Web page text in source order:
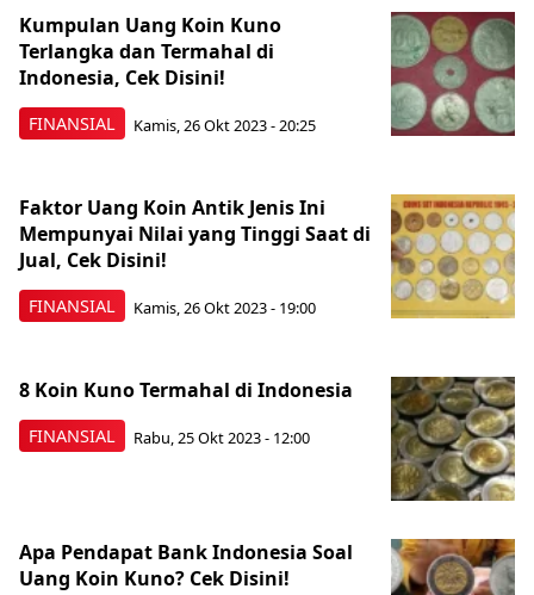
FINANSIAL
Kumpulan Uang Koin Kuno
Terlangka dan Termahal di
Indonesia, Cek Disini!
Kamis, 26 Okt 2023 - 20:25
FINANSIAL
Faktor Uang Koin Antik Jenis Ini
Mempunyai Nilai yang Tinggi Saat di
Jual, Cek Disini!
Kamis, 26 Okt 2023 - 19:00
FINANSIAL
8 Koin Kuno Termahal di Indonesia
Rabu, 25 Okt 2023 - 12:00
Apa Pendapat Bank Indonesia Soal
Uang Koin Kuno? Cek Disini!